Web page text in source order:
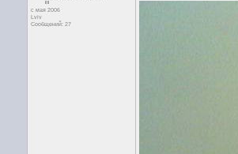
с мая 2006
Lviv
Сообщений: 27